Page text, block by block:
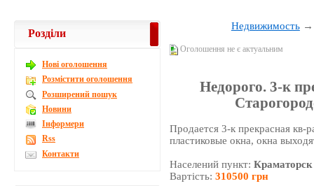
Недвижимость
Оголошення не є актуальним
Недорого. 3-к
Продается 3-к прекрасная кв-
пластиковые окна, окна
Населений пункт:Краматорск
Вартість:310500 грн
Розділи
Новi оголошення
Розмістити оголошення
Розширений пошук
Новини
Інформери
Rss
Контакти